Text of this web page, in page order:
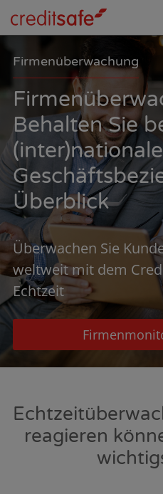
Firmenüberwachung
Behalten Sie
Überblick
Überwachen Sie
weltweit mit dem
Echtzeit
reagieren